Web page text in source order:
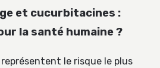
et cucurbitacines :
la santé humaine ?
le risque le plus